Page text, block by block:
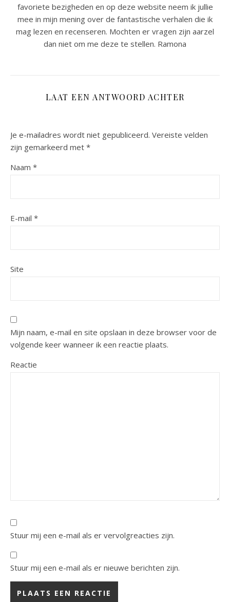
favoriete bezigheden en op deze website neem ik jullie
mee in mijn mening over de fantastische verhalen die ik
mag lezen en recenseren. Mochten er vragen zijn aarzel
dan niet om me deze te stellen. Ramona
LAAT EEN ANTWOORD ACHTER
Je e-mailadres wordt niet gepubliceerd. Vereiste velden
zijn gemarkeerd met *
Naam *
E-mail *
Site
Mijn naam, e-mail en site opslaan in deze browser voor de
volgende keer wanneer ik een reactie plaats.
Reactie
Stuur mij een e-mail als er vervolgreacties zijn.
Stuur mij een e-mail als er nieuwe berichten zijn.